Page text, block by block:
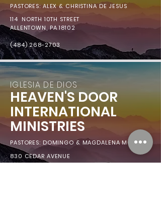
PASTORES: ALEX & CHRISTINA DE JESUS
114 NORTH 10TH STREET
ALLENTOWN, PA 18102
(484) 268-2703
IGLESIA DE DIOS
HEAVEN'S DOOR
INTERNATIONAL
MINISTRIES
PASTORES: DOMINGO & MAGDALENA MORA
830 CEDAR AVENUE
SCRANTON, PA 18506